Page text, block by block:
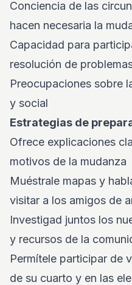
Conciencia de las
hacen necesaria la
Capacidad para
resolución de
Preocupaciones sobre
y social
Estrategias de
Ofrece explicaciones
motivos de la mudanza
Muéstrale mapas y
visitar a los amigos de
Investigad juntos los
y recursos de la
Permítele participar de
de su cuarto y en las